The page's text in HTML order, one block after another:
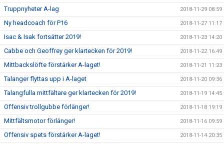
Truppnyheter A-lag 2018-11-29 08:59
Ny headcoach för P16 2018-11-27 11:17
Isac & Isak fortsätter 2019! 2018-11-23 14:20
Cabbe och Geoffrey ger klartecken för 2019! 2018-11-22 16:49
Mittbackslöfte förstärker A-laget! 2018-11-21 11:23
Talanger flyttas upp i A-laget 2018-11-20 09:36
Talangfulla mittfältare ger klartecken för 2019! 2018-11-19 14:45
Offensiv trollgubbe förlänger! 2018-11-18 19:19
Mittfältsmotor förlänger! 2018-11-16 09:59
Offensiv spets förstärker A-laget! 2018-11-14 20:35